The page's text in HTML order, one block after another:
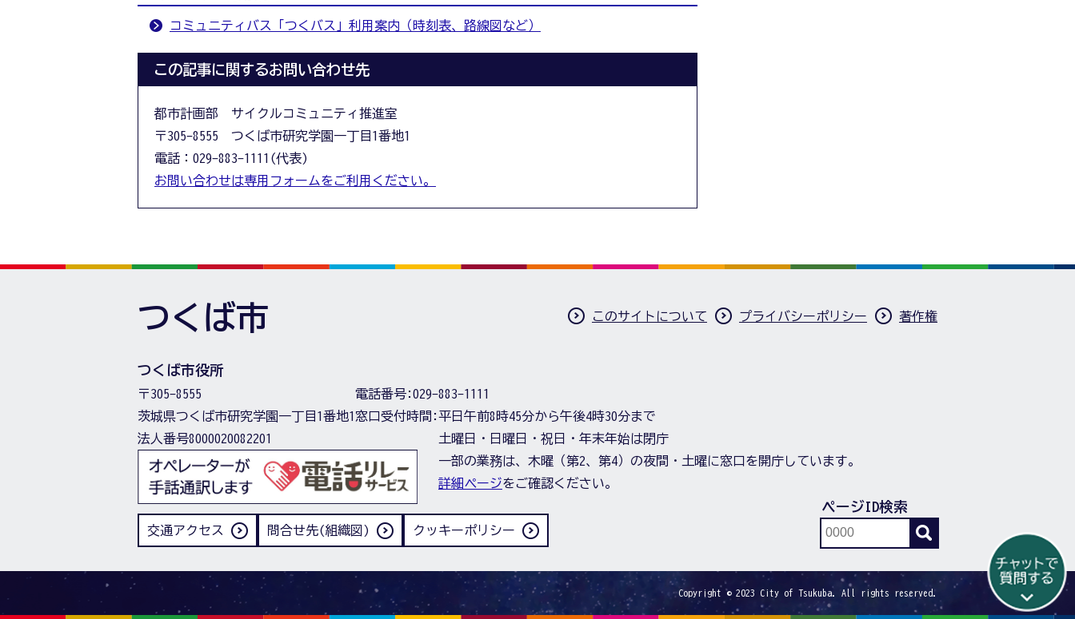
コミュニティバス「つくバス」利用案内（時刻表、路線図など）
この記事に関するお問い合わせ先
都市計画部 サイクルコミュニティ推進室
〒305-8555 つくば市研究学園一丁目1番地1
電話：029-883-1111(代表)
お問い合わせは専用フォームをご利用ください。
つくば市 このサイトについて プライバシーポリシー 著作権
つくば市役所
〒305-8555
茨城県つくば市研究学園一丁目1番地1
法人番号8000020082201
電話番号:029-883-1111
窓口受付時間:平日午前8時45分から午後4時30分まで
土曜日・日曜日・祝日・年末年始は閉庁
一部の業務は、木曜（第2、第4）の夜間・土曜に窓口を開庁しています。
詳細ページをご確認ください。
交通アクセス 問合せ先(組織図) クッキーポリシー
ページID検索
Copyright © 2023 City of Tsukuba. All rights reserved.